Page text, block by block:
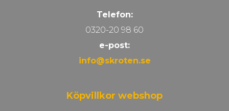
Telefon:
0320-20 98 60
e-post:
info@skroten.se
Köpvillkor webshop